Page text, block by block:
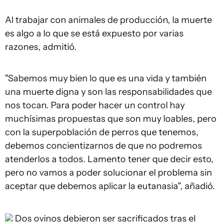
Al trabajar con animales de producción, la muerte
es algo a lo que se está expuesto por varias
razones, admitió.
"Sabemos muy bien lo que es una vida y también
una muerte digna y son las responsabilidades que
nos tocan. Para poder hacer un control hay
muchísimas propuestas que son muy loables, pero
con la superpoblación de perros que tenemos,
debemos concientizarnos de que no podremos
atenderlos a todos. Lamento tener que decir esto,
pero no vamos a poder solucionar el problema sin
aceptar que debemos aplicar la eutanasia", añadió.
Dos ovinos debieron ser sacrificados tras el